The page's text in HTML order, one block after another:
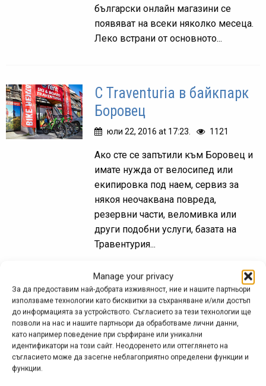
Manage your privacy
За да предоставим най-добрата изживяност, ние и нашите партньори
използваме технологии като бисквитки за съхраняване и/или достъп
до информацията за устройството. Съгласието за тези технологии ще
позволи на нас и нашите партньори да обработваме лични данни,
като например поведение при сърфиране или уникални
идентификатори на този сайт. Неодоренето или оттеглянето на
съгласието може да засегне неблагоприятно определени функции и
функции.
български онлайн магазини се
появяват на всеки няколко месеца.
Леко встрани от основното...
С Traventuria в байкпарк
Боровец
юли 22, 2016 at 17:23. 1121
Ако сте се запътили към Боровец и
имате нужда от велосипед или
екипировка под наем, сервиз за
някоя неочаквана повреда,
резервни части, веломивка или
други подобни услуги, базата на
Травентурия...
Cross откри свой магазин
в Белград
апр. 25, 2016 at 15:14.
За началото на сезон 2016 в